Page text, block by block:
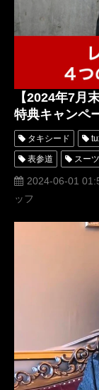
【2024年7月
特典キャンペ
タキシード
表参道 スーツ
オーダータキシー
蝶ネクタイ
オーダータキシー
レ
レンタルタキシ
タキシードオーダ
タキシード靴
レンタルタキシー
2024-06-01
ッフ